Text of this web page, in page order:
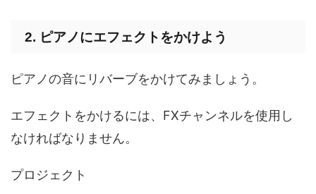
2. ピアノにエフェクトをかけよう
ピアノの音にリバーブをかけてみましょう。
エフェクトをかけるには、FXチャンネルを使用し
なければなりません。
プロジェクト